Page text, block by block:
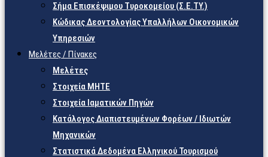
Σήμα Επισκέψιμου Τυροκομείου (Σ.Ε.TY.)
Κώδικας Δεοντολογίας Υπαλλήλων Οικονομικών
Υπηρεσιών
Μελέτες / Πίνακες
Μελέτες
Στοιχεία ΜΗΤΕ
Στοιχεία Ιαματικών Πηγών
Κατάλογος Διαπιστευμένων Φορέων / Ιδιωτών
Μηχανικών
Στατιστικά Δεδομένα Ελληνικού Τουρισμού